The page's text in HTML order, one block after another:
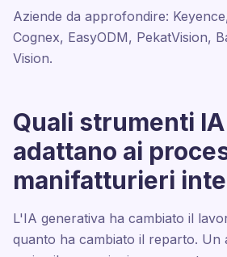
Aziende da approfondire:
Cognex, EasyODM, PekatVision,
Vision.
Quali strumenti
adattano ai
manifatturieri
L'IA generativa ha cambiato il
quanto ha cambiato il reparto. Un